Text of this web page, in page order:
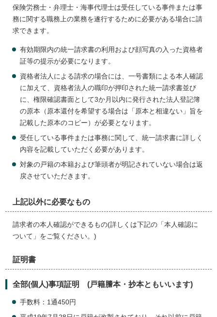
保険労務士・弁理士・海事代理士は受任している事件または事
務に関する職務上の業務を遂行するために必要がある場合に請
求できます。
有効期限内の統一請求書の利用および顔写真の入った資格者
証等の提示が必要になります。
資格者法人による請求の場合には、一号書類による本人確認
に加えて、資格者法人の職印が押印された統一請求書並び
に、権限確認書面として3か月以内に発行された法人登記簿
の原本（原本還付を希望する場合は「原本と相違ない」旨を
記載した原本のコピー）が必要となります。
受任している事件または事務に関して、統一請求書に詳しく
内容を記載していただく必要があります。
対象の戸籍の本籍および筆頭者が明記されていない場合は返
戻させていただきます。
上記以外に必要なもの
請求者の本人確認ができるもの(詳しくは下記の「本人確認に
ついて」をご覧ください。)
証明書
全部(個人)事項証明 (戸籍謄本・抄本ともいいます)
手数料：1通450円